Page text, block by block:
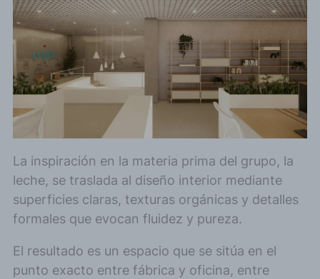
La inspiración en la materia prima del grupo, la
leche, se traslada al diseño interior mediante
superficies claras, texturas orgánicas y detalles
formales que evocan fluidez y pureza.
El resultado es un espacio que se sitúa en el
punto exacto entre fábrica y oficina, entre